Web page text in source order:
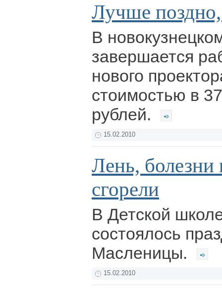
Лучше
В
завершается
нового
стоимостью в
рублей.
15.02.2010
Лень, болезни
сгорели
В Детской
состоялось
Масленицы.
15.02.2010